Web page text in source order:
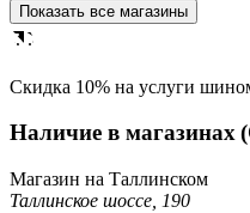
Показать все магазины
Cкидка 10% на услуги
Наличие в магазинах
Магазин на Таллинском
Таллинское шоссе, 190